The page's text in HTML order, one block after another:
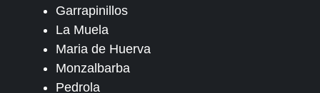
Garrapinillos
La Muela
Maria de Huerva
Monzalbarba
Pedrola